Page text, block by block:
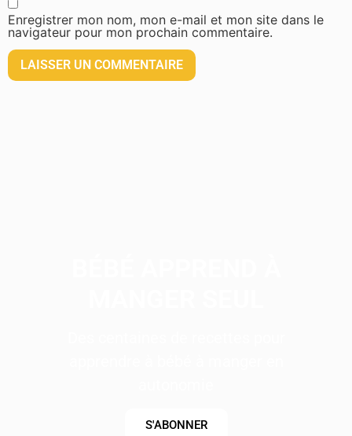
Enregistrer mon nom, mon e-mail et mon site dans le
navigateur pour mon prochain commentaire.
S'ABONNER